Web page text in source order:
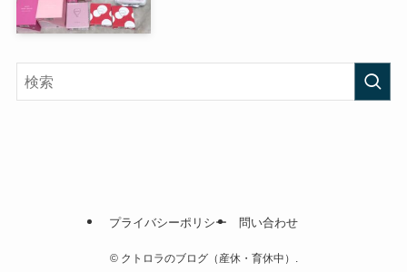
プライバシーポリシー 問い合わせ
©クトロラのブログ（産休・育休中）.